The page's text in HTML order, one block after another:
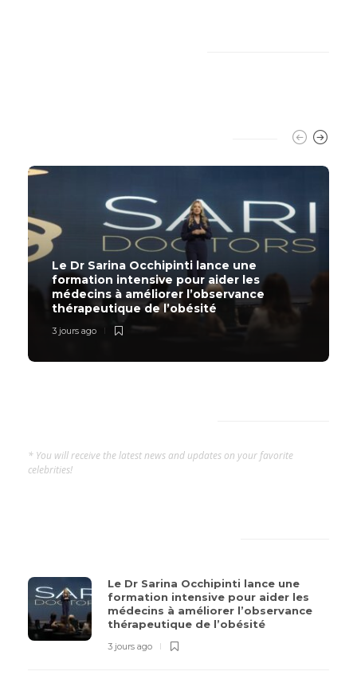
Le Dr Sarina Occhipinti lance une
formation intensive pour aider les
médecins à améliorer l’observance
thérapeutique de l’obésité
3 jours ago
* You will receive the latest news and updates on your favorite
celebrities!
Le Dr Sarina Occhipinti lance une
formation intensive pour aider les
médecins à améliorer l’observance
thérapeutique de l’obésité
3 jours ago